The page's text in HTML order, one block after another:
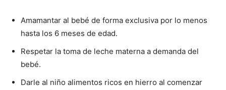
Amamantar al bebé de forma exclusiva por lo menos
hasta los 6 meses de edad.
Respetar la toma de leche materna a demanda del
bebé.
Darle al niño alimentos ricos en hierro al comenzar